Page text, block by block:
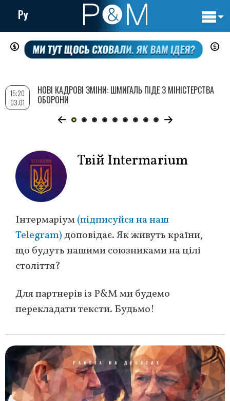
Перейти
до
вмісту
Ру
Твій Intermarium
Інтермаріум(підписуйся на наш
Telegram)доповідає. Як живуть країни,
що будуть нашими союзниками на цілі
століття?
Для партнерів із P&M ми будемо
перекладати тексти. Будьмо!
15:20
03.01
НОВІ КАДРОВІ ЗМІНИ: ШМИГАЛЬ ПІДЕ З МІНІСТЕРСТВА
ОБОРОНИ